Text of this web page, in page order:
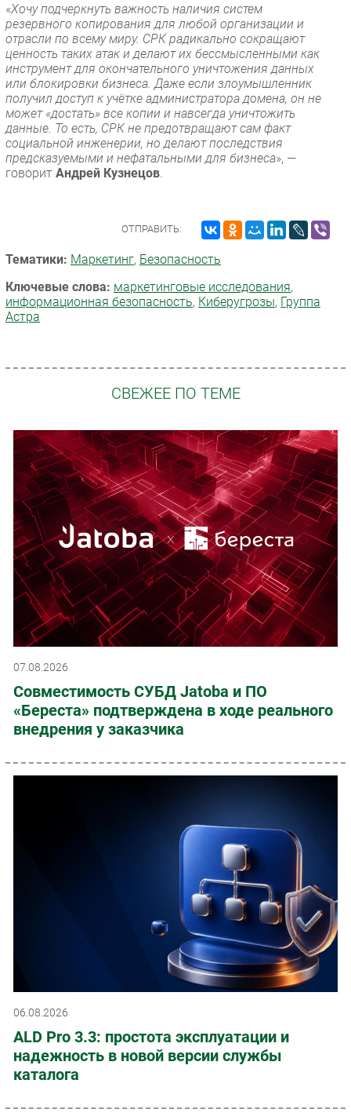
IT класс
Тестовый стенд
Каталог компаний
«Хочу подчеркнуть важность наличия систем
резервного копирования для любой организации и
отрасли по всему миру. СРК радикально сокращают
ценность таких атак и делают их бессмысленными как
инструмент для окончательного уничтожения данных
или блокировки бизнеса. Даже если злоумышленник
получил доступ к учётке администратора домена, он не
может «достать» все копии и навсегда уничтожить
данные. То есть, СРК не предотвращают сам факт
социальной инженерии, но делают последствия
предсказуемыми и нефатальными для бизнеса», —
говорит Андрей Кузнецов.
ОТПРАВИТЬ:
Тематики: Маркетинг, Безопасность
Ключевые слова: маркетинговые исследования,
информационная безопасность, Киберугрозы, Группа
Астра
СВЕЖЕЕ ПО ТЕМЕ
07.08.2026
Совместимость СУБД Jatoba и ПО
«Береста» подтверждена в ходе реального
внедрения у заказчика
06.08.2026
ALD Pro 3.3: простота эксплуатации и
надежность в новой версии службы
каталога